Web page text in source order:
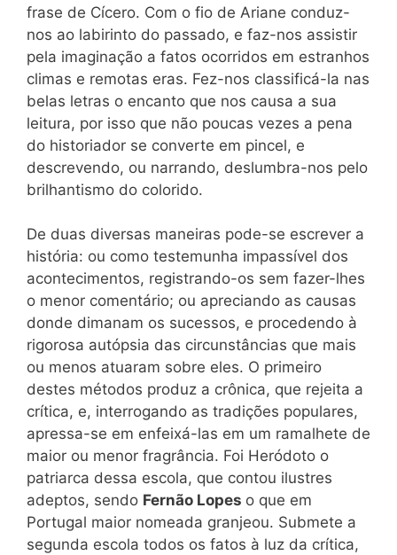
frase de Cícero. Com o fio de Ariane conduz-
nos ao labirinto do passado, e faz-nos assistir
pela imaginação a fatos ocorridos em estranhos
climas e remotas eras. Fez-nos classificá-la nas
belas letras o encanto que nos causa a sua
leitura, por isso que não poucas vezes a pena
do historiador se converte em pincel, e
descrevendo, ou narrando, deslumbra-nos pelo
brilhantismo do colorido.
De duas diversas maneiras pode-se escrever a
história: ou como testemunha impassível dos
acontecimentos, registrando-os sem fazer-lhes
o menor comentário; ou apreciando as causas
donde dimanam os sucessos, e procedendo à
rigorosa autópsia das circunstâncias que mais
ou menos atuaram sobre eles. O primeiro
destes métodos produz a crônica, que rejeita a
crítica, e, interrogando as tradições populares,
apressa-se em enfeixá-las em um ramalhete de
maior ou menor fragrância. Foi Heródoto o
patriarca dessa escola, que contou ilustres
adeptos, sendo Fernão Lopes o que em
Portugal maior nomeada granjeou. Submete a
segunda escola todos os fatos à luz da crítica,